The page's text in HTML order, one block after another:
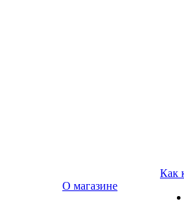
О магазине
Как